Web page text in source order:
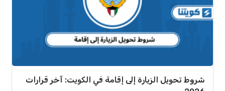
شروط تحويل الزيارة إلى إقامة في الكويت: آخر قرارات